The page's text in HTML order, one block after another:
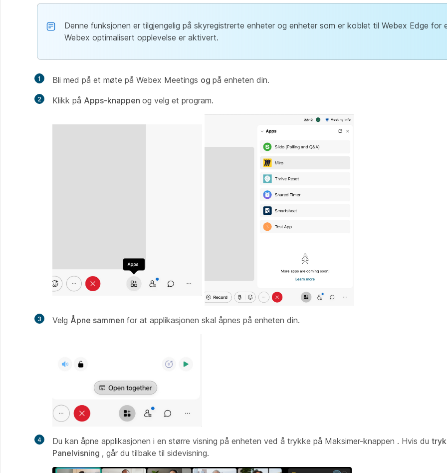
Denne funksjonen er tilgjengelig på skyregistrerte enheter og enheter som er koblet til Webex Edge for
Webex optimalisert opplevelse er aktivert.
1 Bli med på et møte på Webex Meetings og på enheten din.
2 Klikk på Apps-knappen og velg et program.
3 Velg Åpne sammen for at applikasjonen skal åpnes på enheten din.
4 Du kan åpne applikasjonen i en større visning på enheten ved å trykke på Maksimer-knappen . Hvis du
Panelvisning , går du tilbake til sidevisning.